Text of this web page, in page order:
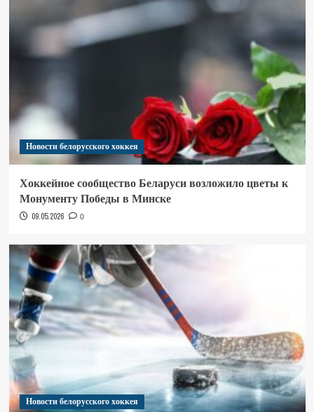
Новости белорусского хоккея
Хоккейное сообщество Беларуси возложило цветы к
Монументу Победы в Минске
09.05.2026 0
Новости белорусского хоккея